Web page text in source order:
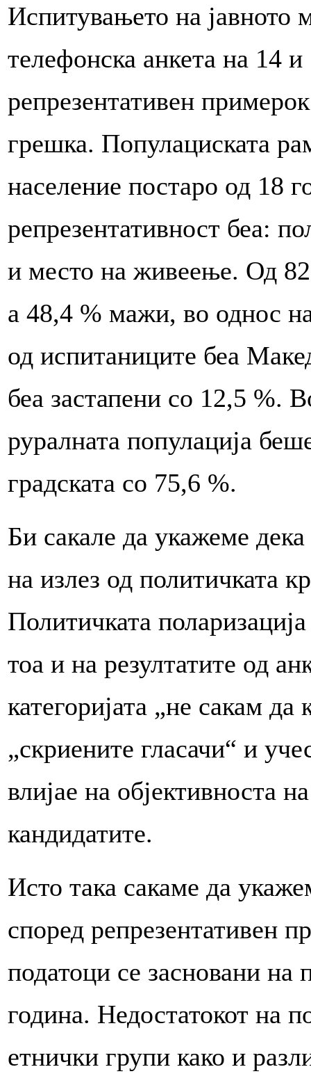
Испитувањето на јавното
телефонска анкета на 14
репрезентативен
грешка. Популациската
население постаро од 18
репрезентативност беа:
и место на живеење. Од
а 48,4 % мажи, во однос
од испитаниците беа
беа застапени со 12,5 %.
руралната популација
градската со 75,6 %.
Би сакале да укажеме
на излез од политичката
Политичката
тоа и на резултатите од
категоријата „не сакам
„скриените гласачи“ и
влијае на објективноста
кандидатите.
Исто така сакаме да
според репрезентативен
податоци се засновани на
година. Недостатокот на
етнички групи како и